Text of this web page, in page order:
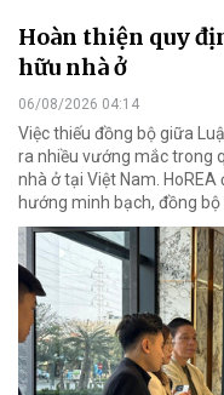
Hoàn thiện quy
hữu nhà ở
06/08/2026 04:14
Việc thiếu đồng bộ giữa
ra nhiều vướng mắc trong
nhà ở tại Việt Nam.
hướng minh bạch, đồng